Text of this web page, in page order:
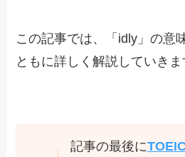
この記事では、「idly」の意
ともに詳しく解説していきま
記事の最後に